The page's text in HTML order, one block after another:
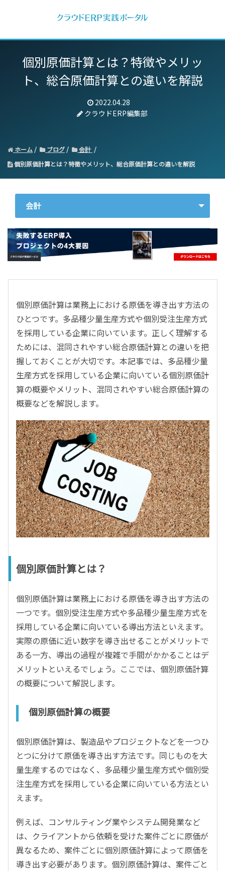
個別原価計算とは？特徴やメリッ
ト、総合原価計算との違いを解説
2022.04.28
クラウドERP編集部
ホーム ブログ
会計
個別原価計算とは？特徴やメリット、総合原価計算との違いを解説
会計
ERP
会計
CRM／営業支援／Eコマース
DX（2025年の崖）／クラウドコンピューティング
データ分析／BI
ガバナンス／リスク管理
BPR／業務改善
個別原価計算は業務上における原価を導き出す方法の
ひとつです。多品種少量生産方式や個別受注生産方式
を採用している企業に向いています。正しく理解する
ためには、混同されやすい総合原価計算との違いを把
握しておくことが大切です。本記事では、多品種少量
生産方式を採用している企業に向いている個別原価計
算の概要やメリット、混同されやすい総合原価計算の
概要などを解説します。
個別原価計算とは？
個別原価計算は業務上における原価を導き出す方法の
一つです。個別受注生産方式や多品種少量生産方式を
採用している企業に向いている導出方法といえます。
実際の原価に近い数字を導き出せることがメリットで
ある一方、導出の過程が複雑で手間がかかることはデ
メリットといえるでしょう。ここでは、個別原価計算
の概要について解説します。
個別原価計算の概要
個別原価計算は、製造品やプロジェクトなどを一つひ
とつに分けて原価を導き出す方法です。同じものを大
量生産するのではなく、多品種少量生産方式や個別受
注生産方式を採用している企業に向いている方法とい
えます。
例えば、コンサルティング業やシステム開発業など
は、クライアントから依頼を受けた案件ごとに原価が
異なるため、案件ごとに個別原価計算によって原価を
導き出す必要があります。個別原価計算は、案件ごと